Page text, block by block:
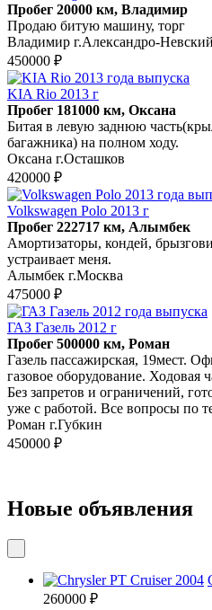
Пробег 20000 км, Владимир
Продаю битую машину, торг
Владимир г.Александро-Невский
450000 ₽
KIA Rio 2013 г
Пробег 181000 км, Оксана
Битая в левую заднюю
багажника) на полном ходу.
Оксана г.Осташков
420000 ₽
Volkswagen Polo 2013 г
Пробег 222717 км, Алымбек
Амортизаторы, кондей,
устраивает меня.
Алымбек г.Москва
475000 ₽
ГАЗ Газель 2012 г
Пробег 500000 км, Роман
Газель пассажирская, 19мест.
газовое оборудование. Ходовая
Без запретов и ограничений,
уже с работой. Все вопросы по
Роман г.Губкин
450000 ₽
Новые объявления
260000 ₽